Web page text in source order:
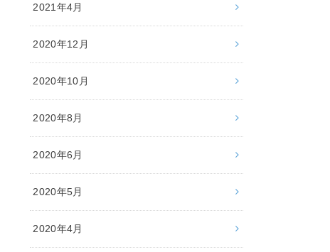
2021年4月
2020年12月
2020年10月
2020年8月
2020年6月
2020年5月
2020年4月